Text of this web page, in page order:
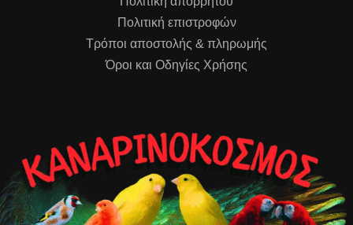
Πολιτική επιστροφών
Τρόποι αποστολής & πληρωμής
Όροι και Οδηγίες Χρήσης